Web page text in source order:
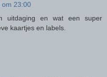
om 23:00
uitdaging en wat een super
kaartjes en labels.